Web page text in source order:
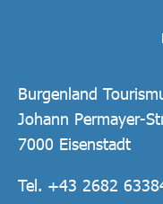
Burgenland
Johann Permayer-
7000 Eisenstadt
Tel. +43 2682